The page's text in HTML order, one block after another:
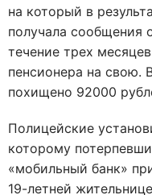
на который в
получала сообщения
течение трех
пенсионера на свою.
похищено 92000
Полицейские
которому
«мобильный банк»
19-летней